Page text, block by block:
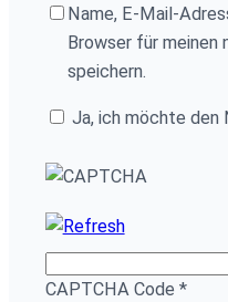
Name, E-Mail-
Browser für meinen
speichern.
Ja, ich möchte den
CAPTCHA Code *